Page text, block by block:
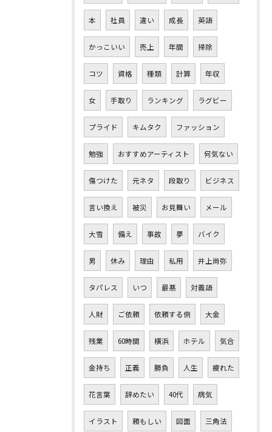
本 社員 違い 成長 英語
かっこいい 売上 年間 掃除
コツ 資格 種類 計算 年収
女 手取り ランキング ラグビー
プライド キムタク ファッション
勉強 おすすめアーティスト 何気ない
傷つけた 元ネタ 段取り ビジネス
言い換え 被災 お見舞い メール
大雪 備え 事故 夢 バイク
男 休み 理由 私用 井上尚弥
タパレス いつ 最悪 対義語
人財 ご依頼 依頼する側 大金
残業 60時間 横浜 ホテル 気合
金持ち 正義 勝負 人生 疲れた
花言葉 辞めたい 40代 病気
イラスト 頼もしい 図面 三角法